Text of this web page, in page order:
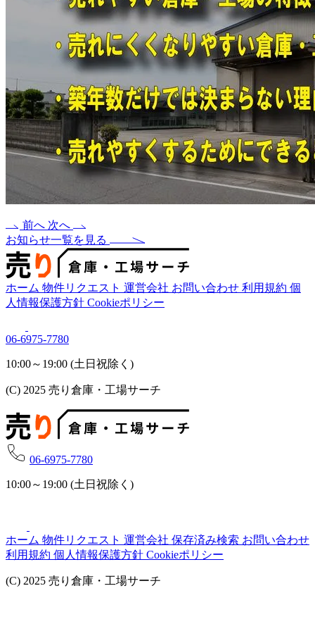
前へ 次へ
お知らせ一覧を見る
ホーム 物件リクエスト 運営会社 お問い合わせ 利用規約 個
人情報保護方針 Cookieポリシー
06-6975-7780
10:00～19:00 (土日祝除く)
(C) 2025 売り倉庫・工場サーチ
06-6975-7780
10:00～19:00 (土日祝除く)
ホーム 物件リクエスト 運営会社 保存済み検索 お問い合わせ
利用規約 個人情報保護方針 Cookieポリシー
(C) 2025 売り倉庫・工場サーチ